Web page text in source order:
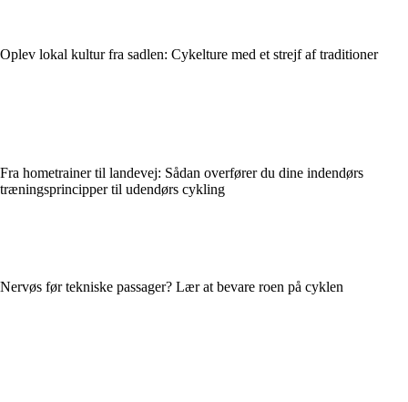
Oplev lokal kultur fra sadlen: Cykelture med et strejf af traditioner
Fra hometrainer til landevej: Sådan overfører du dine indendørs
træningsprincipper til udendørs cykling
Nervøs før tekniske passager? Lær at bevare roen på cyklen